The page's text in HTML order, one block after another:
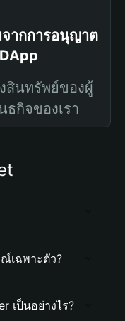
จากการอนุญาต
สินทรัพย์ของผู้
กิจของเรา
เฉพาะตัว?
เป็นอย่างไร?